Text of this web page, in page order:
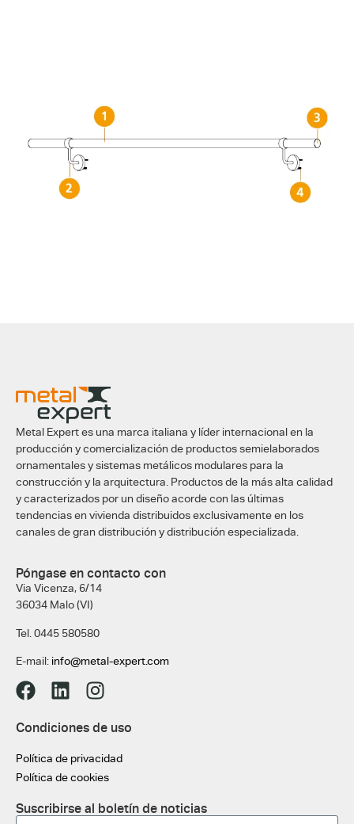
Metal Expert es una marca italiana y líder internacional en la
producción y comercialización de productos semielaborados
ornamentales y sistemas metálicos modulares para la
construcción y la arquitectura. Productos de la más alta calidad
y caracterizados por un diseño acorde con las últimas
tendencias en vivienda distribuidos exclusivamente en los
canales de gran distribución y distribución especializada.
Póngase en contacto con
Via Vicenza, 6/14
36034 Malo (VI)
Tel. 0445 580580
E-mail: info@metal-expert.com
Condiciones de uso
Política de privacidad
Política de cookies
Suscribirse al boletín de noticias